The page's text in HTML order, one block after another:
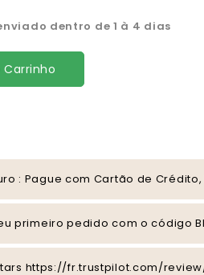
dentro de 1 à 4 dias
Carrinho
: Pague com Cartão de
primeiro pedido com o código
https://fr.trustpilot.com/